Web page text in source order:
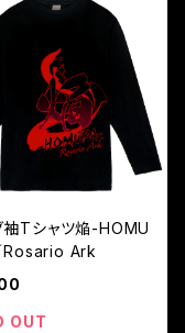
袖Tシャツ焔-HOMU
Rosario Ark
OUT